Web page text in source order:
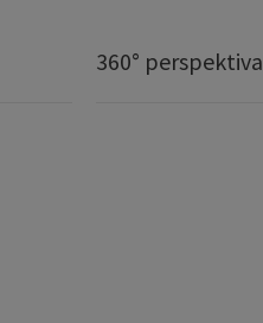
360° perspektiva